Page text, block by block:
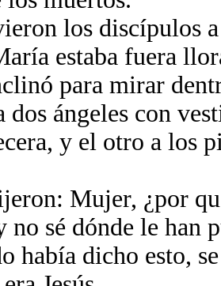
los discípulos
estaba fuera
para mirar
ángeles con
y el otro a los
Mujer, ¿por
no sé dónde le han
había dicho esto,